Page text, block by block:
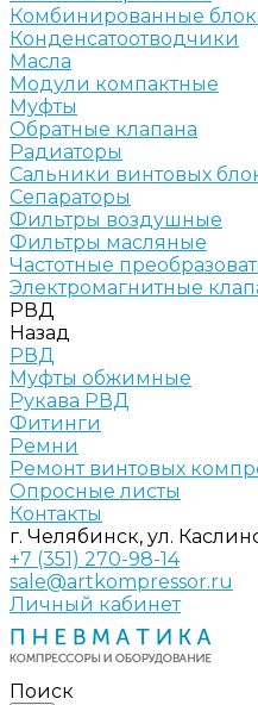
Комбинированные
Конденсатоотводчики
Масла
Модули компактные
Муфты
Обратные клапана
Радиаторы
Сальники винтовых
Сепараторы
Фильтры воздушные
Фильтры масляные
Частотные
Электромагнитные
РВД
Назад
РВД
Муфты обжимные
Рукава РВД
Фитинги
Ремни
Ремонт винтовых
Опросные листы
Контакты
г. Челябинск, ул.
+7 (351) 270-98-14
sale@artkompressor.ru
Личный кабинет
Поиск